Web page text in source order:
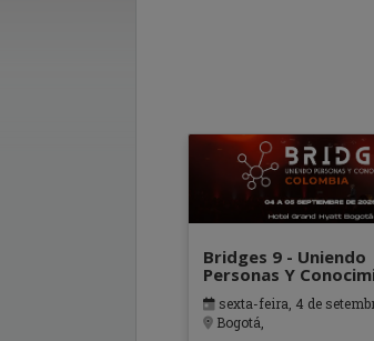
Bridges 9 - Uniendo
Personas Y
sexta-feira, 4 de
Bogotá,